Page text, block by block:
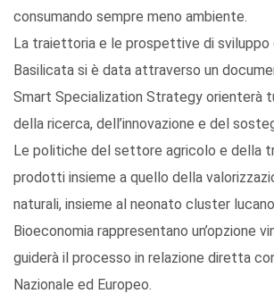
consumando sempre meno ambiente.
La traiettoria e le prospettive di sviluppo
Basilicata si è data attraverso un
Smart Specialization Strategy orienterà
della ricerca, dell’innovazione e del
Le politiche del settore agricolo e della
prodotti insieme a quello della
naturali, insieme al neonato cluster
Bioeconomia rappresentano un’opzione
guiderà il processo in relazione diretta
Nazionale ed Europeo.